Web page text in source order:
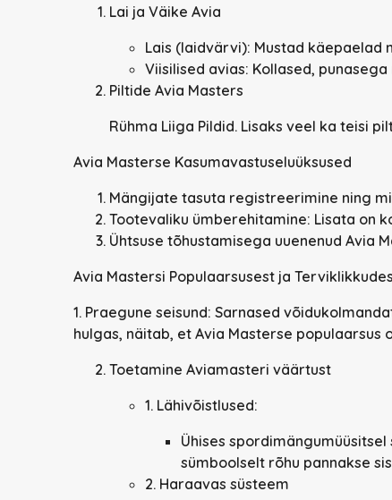
Lai ja Väike Avia
Lais (laidvärvi): Mustad käepaelad
Viisilised avias: Kollased,
Piltide Avia Masters
Rühma Liiga Pildid. Lisaks veel ka teisi
Avia Masterse Kasumavastuseluüksused
Mängijate tasuta registreerimine ning
Tootevaliku ümberehitamine: Lisata on
Ühtsuse tõhustamisega uuenenud Avia
Avia Mastersi Populaarsusest ja
1. Praegune seisund: Sarnased
hulgas, näitab, et Avia Masterse populaarsus
Toetamine Aviamasteri väärtust
1. Lähivõistlused:
Ühises
sümboolselt rõhu pannakse
2. Haraavas süsteem